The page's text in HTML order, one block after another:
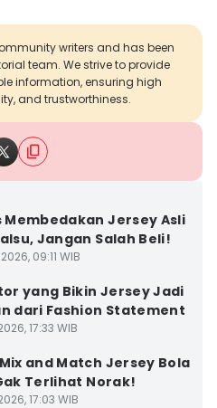
writers and has been
team. We strive to provide
information, ensuring high
and trustworthiness.
Membedakan Jersey Asli
Jangan Salah Beli!
09:11 WIB
yang Bikin Jersey Jadi
dari Fashion Statement
17:33 WIB
and Match Jersey Bola
Terlihat Norak!
17:03 WIB